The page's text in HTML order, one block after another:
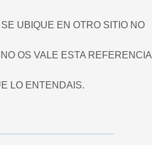
UBIQUE EN OTRO SITIO NO
OS VALE ESTA REFERENCIA
LO ENTENDAIS.